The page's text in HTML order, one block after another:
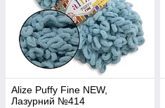
Alize Puffy Fine NEW,
Лазурний №414